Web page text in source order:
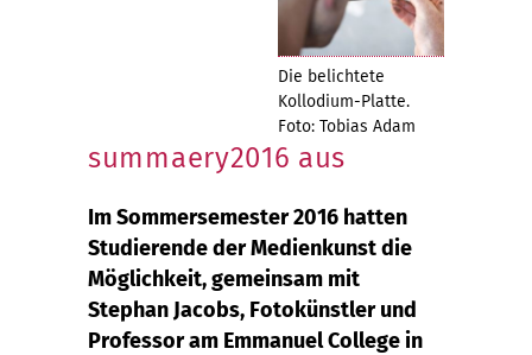
Die belichtete
Kollodium-Platte.
Foto: Tobias Adam
summaery2016 aus
Im Sommersemester 2016 hatten
Studierende der Medienkunst die
Möglichkeit, gemeinsam mit
Stephan Jacobs, Fotokünstler und
Professor am Emmanuel College in